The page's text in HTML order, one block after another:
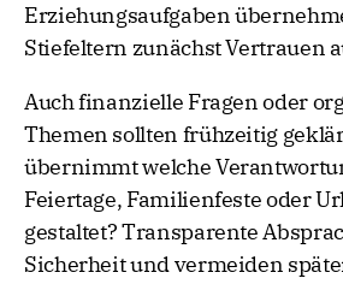
Erziehungsaufgaben
Stiefeltern zunächst Vertrauen
Auch finanzielle Fragen oder
Themen sollten frühzeitig
übernimmt welche
Feiertage, Familienfeste oder
gestaltet? Transparente
Sicherheit und vermeiden